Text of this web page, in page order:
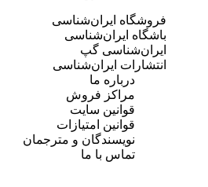
فروشگاه ایران‌شناسی
باشگاه ایران‌شناسی
ایران‌شناسی گپ
انتشارات ایران‌شناسی
درباره ما
مراکز فروش
قوانین سایت
قوانین امتیازات
نویسندگان و مترجمان
تماس با ما